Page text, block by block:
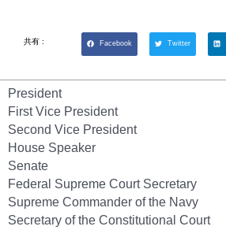
共有 : Facebook Twitter
President
First Vice President
Second Vice President
House Speaker
Senate
Federal Supreme Court Secretary
Supreme Commander of the Navy
Secretary of the Constitutional Court